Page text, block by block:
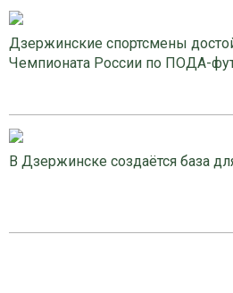
Дзержинские спортсмены
Чемпионата России по ПОДА-
В Дзержинске создаётся база